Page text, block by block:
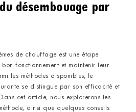
désembouage par
de chauffage est une étape
fonctionnement et maintenir leur
les méthodes disponibles, le
se distingue par son efficacité et
cet article, nous explorerons les
ainsi que quelques conseils